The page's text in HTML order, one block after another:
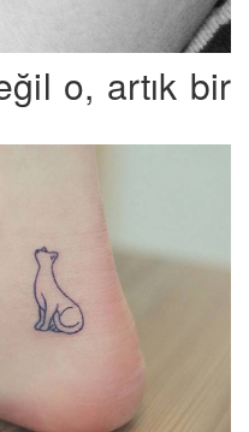
o, artık bir